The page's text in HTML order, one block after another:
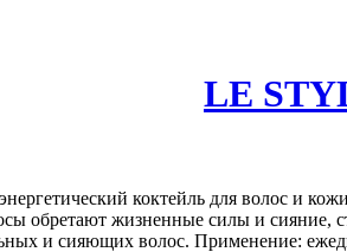
LE
коктейль для волос и
обретают жизненные силы и сияние,
и сияющих волос. Применение: